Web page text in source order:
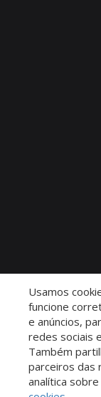
Usamos
funcione
e anúncios,
redes sociais
Também
parceiros das
analítica